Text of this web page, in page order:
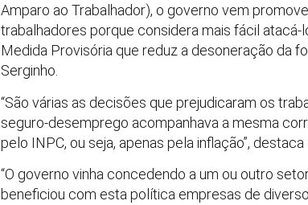
Amparo ao Trabalhador), o governo vem
trabalhadores porque considera mais fácil
Medida Provisória que reduz a desoneração da
Serginho.
“São várias as decisões que prejudicaram os
seguro-desemprego acompanhava a mesma
pelo INPC, ou seja, apenas pela inflação”, destaca
“O governo vinha concedendo a um ou outro
beneficiou com esta política empresas de